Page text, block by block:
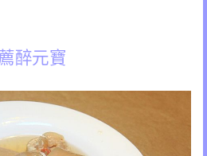
醉元寶